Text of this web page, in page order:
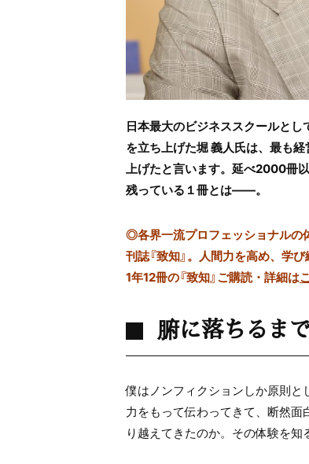
日本最大のビジネススクールと
を立ち上げた堀 義人氏は、最も
上げたと言います。延べ2000冊
残っている１冊とは――。
◎各界一流プロフェッショナルの
刊誌『致知』。人間力を高め、学
1年12冊の『致知』ご購読・詳細は
腑に落ちるま
僕はノンフィクションしか原則
力をもって伝わってきて、断然
り越えてきたのか。その体験を知